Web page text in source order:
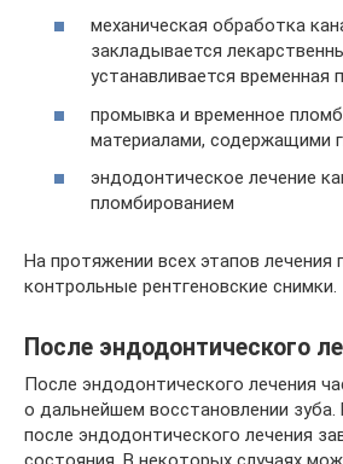
механическая обработка
закладывается
устанавливается временная
промывка и временное
материалами, содержащими
эндодонтическое лечение
пломбированием
На протяжении всех этапов лечения
контрольные рентгеновские снимки.
После эндодонтического
После эндодонтического лечения
о дальнейшем восстановлении зуба.
после эндодонтического лечения